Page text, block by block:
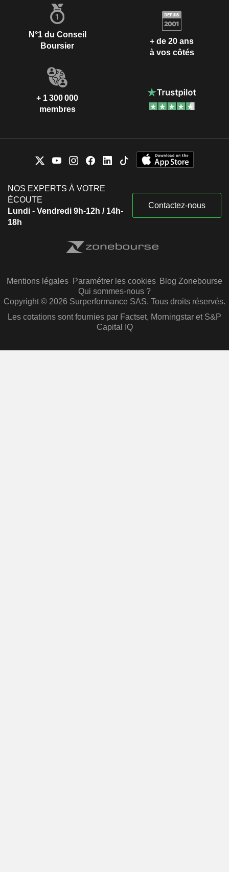
N°1 du Conseil
Boursier
+ de 20 ans
à vos côtés
+ 1 300 000
membres
NOS EXPERTS À VOTRE
ÉCOUTE
Lundi - Vendredi 9h-12h / 14h-
18h
Contactez-nous
Mentions légales Paramétrer les cookies Blog Zonebourse
Qui sommes-nous ?
Copyright © 2026 Surperformance SAS. Tous droits réservés.
Les cotations sont fournies par Factset, Morningstar et S&P
Capital IQ